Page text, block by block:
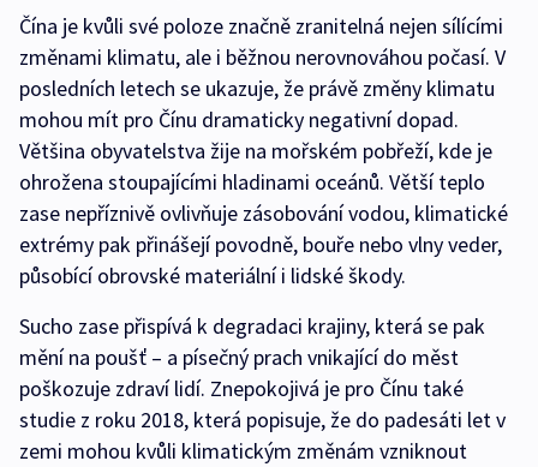
Čína je kvůli své poloze značně zranitelná nejen sílícími
změnami klimatu, ale i běžnou nerovnováhou počasí. V
posledních letech se ukazuje, že právě změny klimatu
mohou mít pro Čínu dramaticky negativní dopad.
Většina obyvatelstva žije na mořském pobřeží, kde je
ohrožena stoupajícími hladinami oceánů. Větší teplo
zase nepříznivě ovlivňuje zásobování vodou, klimatické
extrémy pak přinášejí povodně, bouře nebo vlny veder,
působící obrovské materiální i lidské škody.
Sucho zase přispívá k degradaci krajiny, která se pak
mění na poušť – a písečný prach vnikající do měst
poškozuje zdraví lidí. Znepokojivá je pro Čínu také
studie z roku 2018, která popisuje, že do padesáti let v
zemi mohou kvůli klimatickým změnám vzniknout